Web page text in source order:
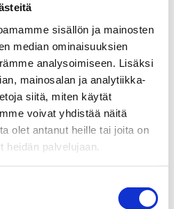
sisällön ja mainosten
median ominaisuuksien
analysoimiseen. Lisäksi
mainosalan ja analytiikka-
siitä, miten käytät
voivat yhdistää näitä
olet antanut heille tai joita on
palvelujaan.
the Automotive
move people and things, so
in demand.
or a sales specialist, the
wages.